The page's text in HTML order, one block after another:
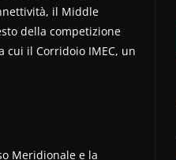
il Middle
della competizione
il Corridoio IMEC, un
Meridionale e la